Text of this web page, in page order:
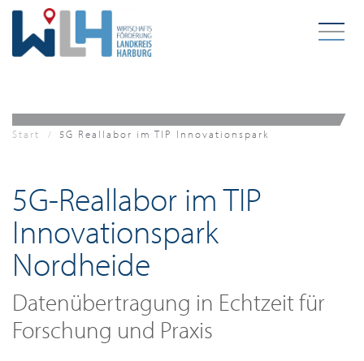
Zum Hauptinhalt springen
Start 5G Reallabor im TIP Innovationspark
5G-Reallabor im TIP
Innovationspark
Nordheide
Datenübertragung in Echtzeit für
Forschung und Praxis